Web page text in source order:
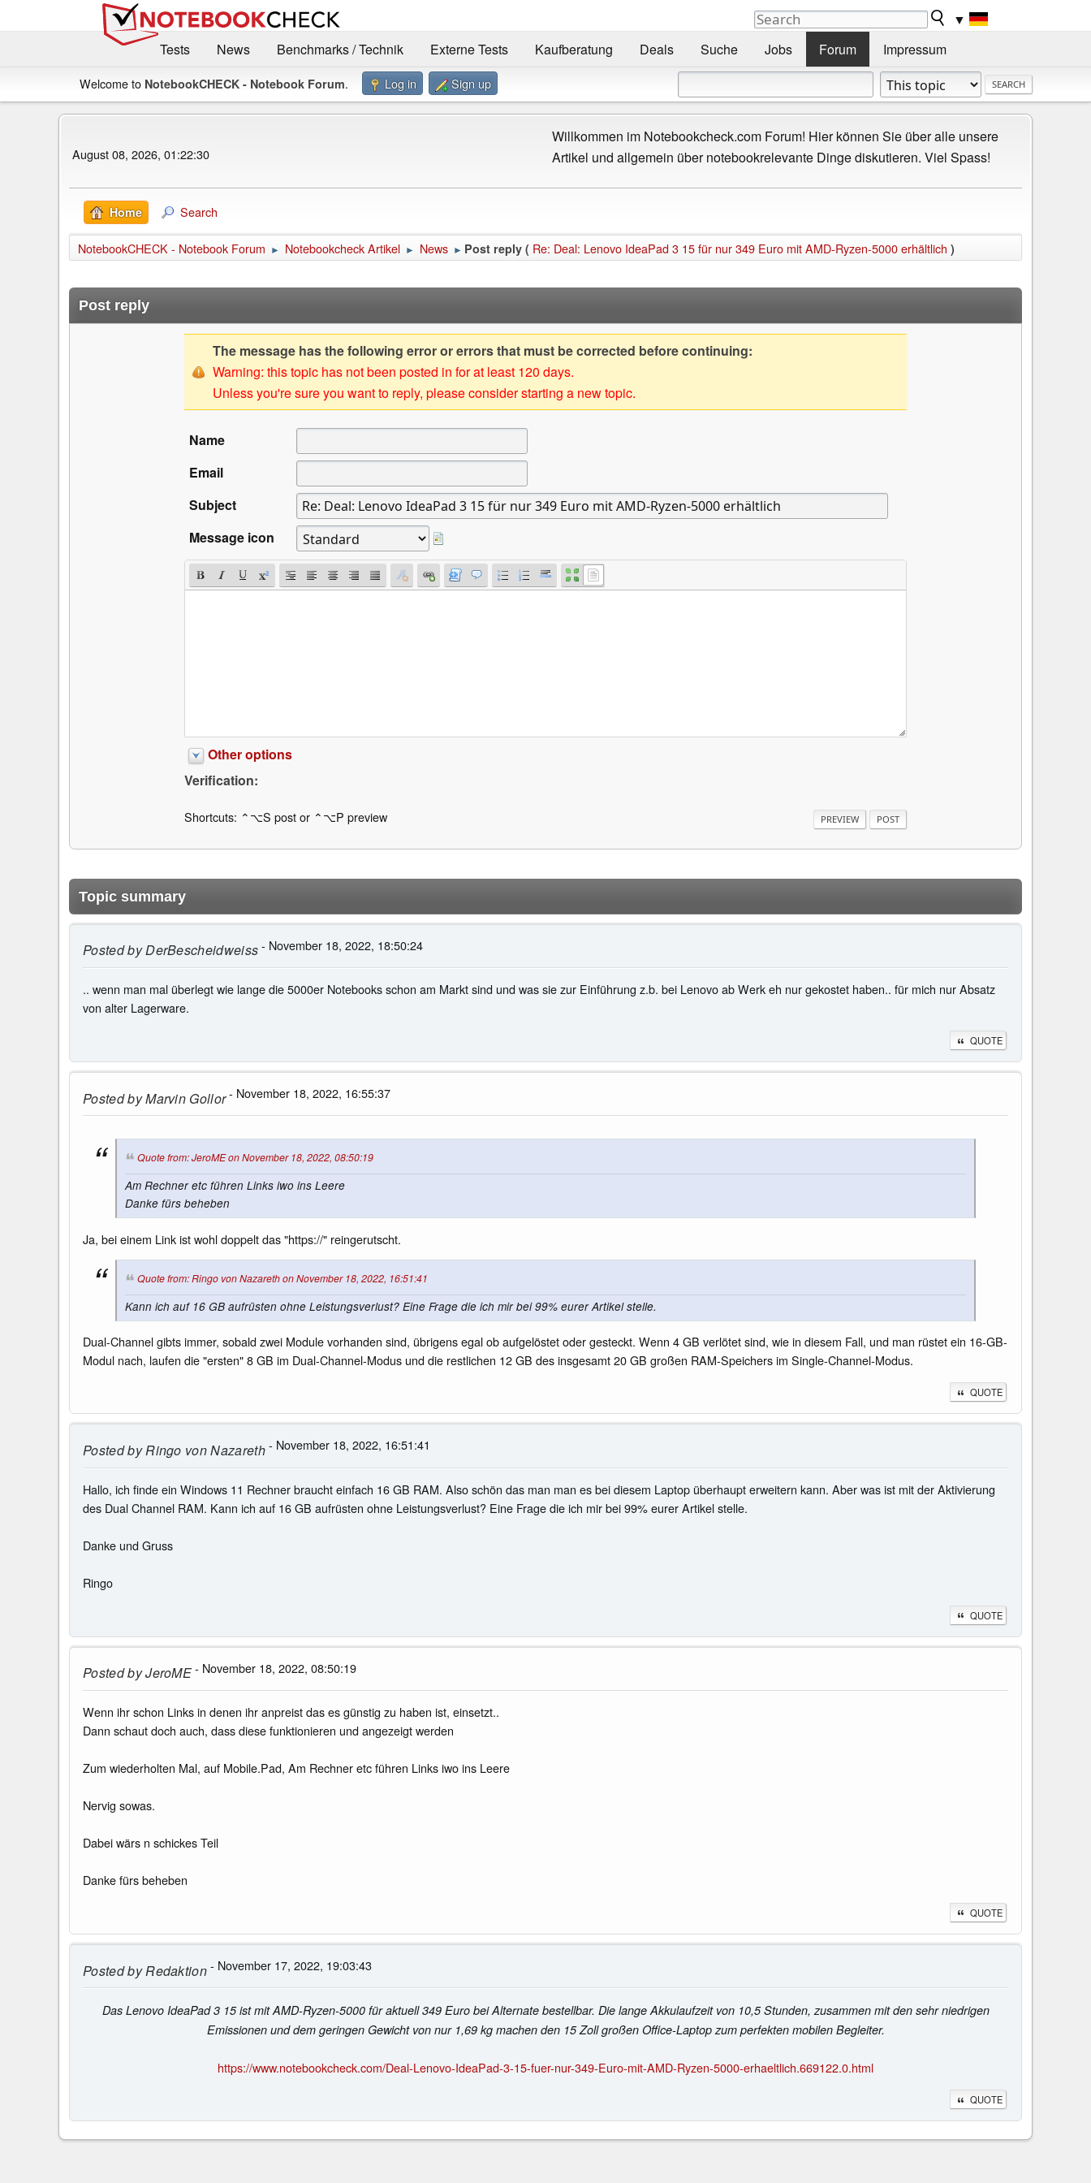
▼
Tests
News Benchmarks / Technik Externe Tests Kaufberatung Deals Suche Jobs Forum Impressum
Welcome to NotebookCHECK - Notebook Forum. Log in Sign up
August 08, 2026, 01:22:30
Willkommen im Notebookcheck.com Forum! Hier können Sie über alle unsere
Artikel und allgemein über notebookrelevante Dinge diskutieren. Viel Spass!
Home Search
NotebookCHECK - Notebook Forum ► Notebookcheck Artikel ► News ► Post reply ( Re: Deal: Lenovo IdeaPad 3 15 für nur 349 Euro mit AMD-Ryzen-5000 erhältlich )
Post reply
The message has the following error or errors that must be corrected before continuing:
Warning: this topic has not been posted in for at least 120 days.
Unless you're sure you want to reply, please consider starting a new topic.
Name
Email
Subject
Message icon
Other options
Verification:
Shortcuts: ⌃⌥S post or ⌃⌥P preview
Topic summary
Posted byDerBescheidweiss- November 18, 2022, 18:50:24
.. wenn man mal überlegt wie lange die 5000er Notebooks schon am Markt sind und was sie zur Einführung z.b. bei Lenovo ab Werk eh nur gekostet haben.. für mich nur Absatz
von alter Lagerware.
QUOTE
Posted byMarvin Gollor- November 18, 2022, 16:55:37
Quote from: JeroME on November 18, 2022, 08:50:19
Am Rechner etc führen Links iwo ins Leere
Danke fürs beheben
Ja, bei einem Link ist wohl doppelt das "https://" reingerutscht.
Quote from: Ringo von Nazareth on November 18, 2022, 16:51:41
Kann ich auf 16 GB aufrüsten ohne Leistungsverlust? Eine Frage die ich mir bei 99% eurer Artikel stelle.
Dual-Channel gibts immer, sobald zwei Module vorhanden sind, übrigens egal ob aufgelöstet oder gesteckt. Wenn 4 GB verlötet sind, wie in diesem Fall, und man rüstet ein 16-GB-
Modul nach, laufen die "ersten" 8 GB im Dual-Channel-Modus und die restlichen 12 GB des insgesamt 20 GB großen RAM-Speichers im Single-Channel-Modus.
QUOTE
Posted byRingo von Nazareth- November 18, 2022, 16:51:41
Hallo, ich finde ein Windows 11 Rechner braucht einfach 16 GB RAM. Also schön das man man es bei diesem Laptop überhaupt erweitern kann. Aber was ist mit der Aktivierung
des Dual Channel RAM. Kann ich auf 16 GB aufrüsten ohne Leistungsverlust? Eine Frage die ich mir bei 99% eurer Artikel stelle.
Danke und Gruss
Ringo
QUOTE
Posted byJeroME- November 18, 2022, 08:50:19
Wenn ihr schon Links in denen ihr anpreist das es günstig zu haben ist, einsetzt..
Dann schaut doch auch, dass diese funktionieren und angezeigt werden
Zum wiederholten Mal, auf Mobile.Pad, Am Rechner etc führen Links iwo ins Leere
Nervig sowas.
Dabei wärs n schickes Teil
Danke fürs beheben
QUOTE
Posted byRedaktion- November 17, 2022, 19:03:43
Das Lenovo IdeaPad 3 15 ist mit AMD-Ryzen-5000 für aktuell 349 Euro bei Alternate bestellbar. Die lange Akkulaufzeit von 10,5 Stunden, zusammen mit den sehr niedrigen
Emissionen und dem geringen Gewicht von nur 1,69 kg machen den 15 Zoll großen Office-Laptop zum perfekten mobilen Begleiter.
https://www.notebookcheck.com/Deal-Lenovo-IdeaPad-3-15-fuer-nur-349-Euro-mit-AMD-Ryzen-5000-erhaeltlich.669122.0.html
QUOTE